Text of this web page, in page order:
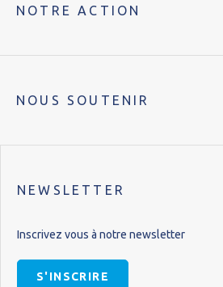
NOTRE ACTION
NOUS SOUTENIR
NEWSLETTER
Inscrivez vous à notre newsletter
S'INSCRIRE